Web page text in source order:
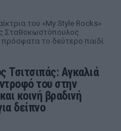
του «My Style Rocks»
Σταθοκωστόπουλος
πρόσφατα το δεύτερο παιδί
Τσιτσιπάς: Αγκαλιά
του στην
κοινή βραδινή
δείπνο